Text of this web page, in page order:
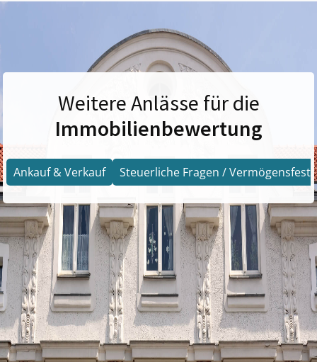
Weitere Anlässe für die
Immobilienbewertung
Ankauf & Verkauf Steuerliche Fragen /